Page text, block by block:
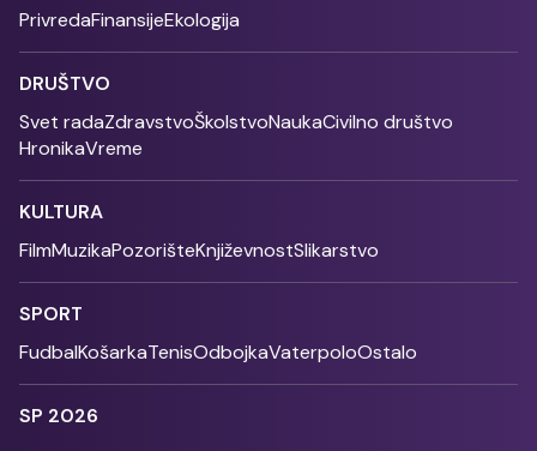
PrivredaFinansijeEkologija
DRUŠTVO
Svet radaZdravstvoŠkolstvoNaukaCivilno društvo
HronikaVreme
KULTURA
FilmMuzikaPozorišteKnjiževnostSlikarstvo
SPORT
FudbalKošarkaTenisOdbojkaVaterpoloOstalo
SP 2026